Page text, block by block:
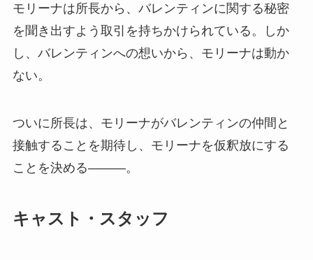
モリーナは所長から、バレンティンに関する秘密
を聞き出すよう取引を持ちかけられている。しか
し、バレンティンへの想いから、モリーナは動か
ない。
ついに所長は、モリーナがバレンティンの仲間と
接触することを期待し、モリーナを仮釈放にする
ことを決める———。
キャスト・スタッフ